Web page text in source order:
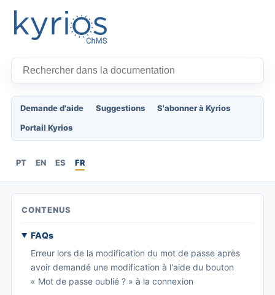
Demande d'aide Suggestions
S'abonner à Kyrios
Portail Kyrios
PT EN ES FR
CONTENUS
FAQs
Erreur lors de la modification du mot de passe après
avoir demandé une modification à l'aide du bouton
« Mot de passe oublié ? » à la connexion